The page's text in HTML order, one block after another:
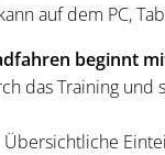
auf dem PC,
beginnt
das Training
Übersichtliche